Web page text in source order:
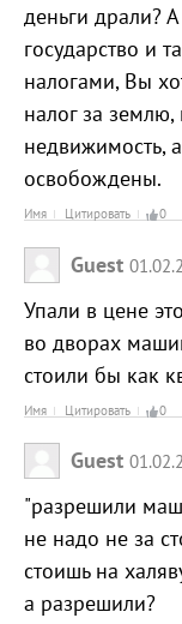
деньги драли?
государство и
налогами, Вы
налог за
недвижимость,
освобождены.
Имя Цитировать 0
Guest
Упали в цене
во дворах
стоили бы как
Имя Цитировать 0
Guest
"разрешили
не надо не за
стоишь на
а разрешили?